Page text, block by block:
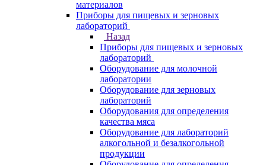
материалов
Приборы для пищевых и зерновых
лабораторий
Назад
Приборы для пищевых и зерновых
лабораторий
Оборудование для молочной
лаборатории
Оборудование для зерновых
лабораторий
Оборудования для определения
качества мяса
Оборудование для лабораторий
алкогольной и безалкогольной
продукции